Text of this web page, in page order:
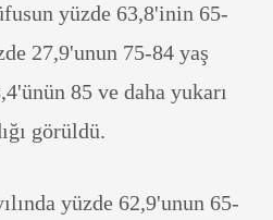
yüzde 63,8'inin 65-
27,9'unun 75-84 yaş
85 ve daha yukarı
görüldü.
yüzde 62,9'unun 65-